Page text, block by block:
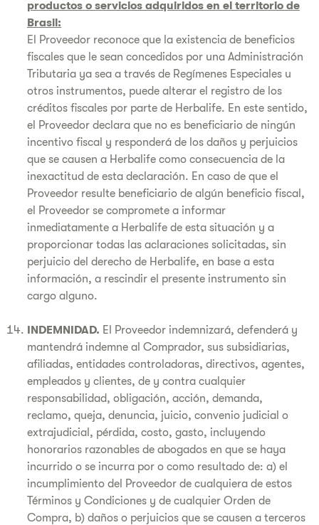
productos o servicios adquiridos en el territorio de
Brasil:
El Proveedor reconoce que la existencia de beneficios
fiscales que le sean concedidos por una Administración
Tributaria ya sea a través de Regímenes Especiales u
otros instrumentos, puede alterar el registro de los
créditos fiscales por parte de Herbalife. En este sentido,
el Proveedor declara que no es beneficiario de ningún
incentivo fiscal y responderá de los daños y perjuicios
que se causen a Herbalife como consecuencia de la
inexactitud de esta declaración. En caso de que el
Proveedor resulte beneficiario de algún beneficio fiscal,
el Proveedor se compromete a informar
inmediatamente a Herbalife de esta situación y a
proporcionar todas las aclaraciones solicitadas, sin
perjuicio del derecho de Herbalife, en base a esta
información, a rescindir el presente instrumento sin
cargo alguno.
INDEMNIDAD. El Proveedor indemnizará, defenderá y
mantendrá indemne al Comprador, sus subsidiarias,
afiliadas, entidades controladoras, directivos, agentes,
empleados y clientes, de y contra cualquier
responsabilidad, obligación, acción, demanda,
reclamo, queja, denuncia, juicio, convenio judicial o
extrajudicial, pérdida, costo, gasto, incluyendo
honorarios razonables de abogados en que se haya
incurrido o se incurra por o como resultado de: a) el
incumplimiento del Proveedor de cualquiera de estos
Términos y Condiciones y de cualquier Orden de
Compra, b) daños o perjuicios que se causen a terceros